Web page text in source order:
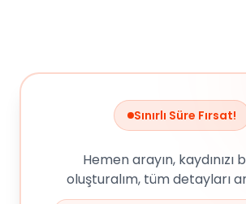
Sınırlı Süre Fırsat!
Hemen arayın, kaydınızı
oluşturalım, tüm detayları